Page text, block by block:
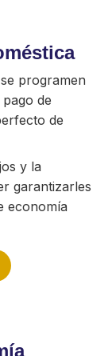
programen
de
de
y la
garantizarles
economía